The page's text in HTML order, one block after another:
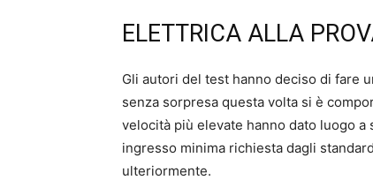
ELETTRICA ALLA
Gli autori del test hanno deciso di fare
senza sorpresa questa volta si è
velocità più elevate hanno dato luogo
ingresso minima richiesta dagli
ulteriormente.